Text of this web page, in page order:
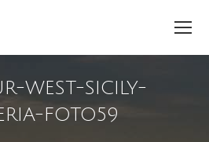
WEST-SICILY-
FOTO59